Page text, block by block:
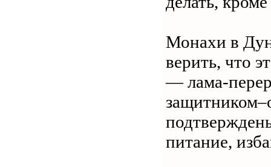
Монахи в
верить, что
— лама-
питание,